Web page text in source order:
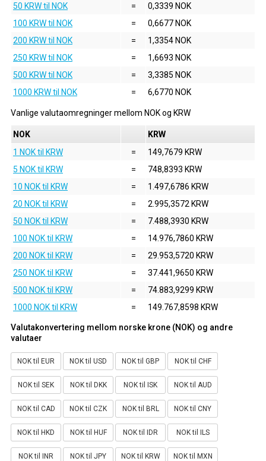
50 KRW til NOK
=
0,3339 NOK
100 KRW til NOK
=
0,6677 NOK
200 KRW til NOK
=
1,3354 NOK
250 KRW til NOK
=
1,6693 NOK
500 KRW til NOK
=
3,3385 NOK
1000 KRW til NOK
= 6,6770 NOK
Vanlige valutaomregninger mellom NOKog KRW
NOK
KRW
1 NOK til KRW
=
149,7679 KRW
5 NOK til KRW
=
748,8393 KRW
10 NOK til KRW
=
1.497,6786 KRW
20 NOK til KRW
=
2.995,3572 KRW
50 NOK til KRW
=
7.488,3930 KRW
100 NOK til KRW
=
14.976,7860 KRW
200 NOK til KRW
=
29.953,5720 KRW
250 NOK til KRW
=
37.441,9650 KRW
500 NOK til KRW
=
74.883,9299 KRW
1000 NOK til KRW
= 149.767,8598 KRW
Valutakonvertering mellom norske krone (NOK) og andre
valutaer
NOK til EUR NOK til USD NOK til GBP NOK til CHF
NOK til SEK NOK til DKK NOK til ISK NOK til AUD
NOK til CAD NOK til CZK NOK til BRL NOK til CNY
NOK til HKD NOK til HUF NOK til IDR NOK til ILS
NOK til INR NOK til JPY NOK til KRW NOK til MXN